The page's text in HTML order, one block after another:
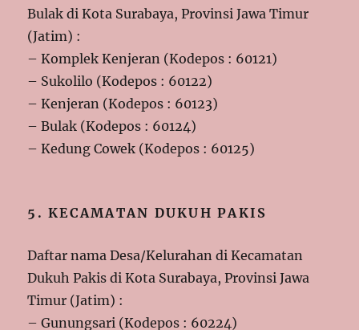
Bulak di Kota Surabaya, Provinsi Jawa Timur
(Jatim) :
– Komplek Kenjeran (Kodepos : 60121)
– Sukolilo (Kodepos : 60122)
– Kenjeran (Kodepos : 60123)
– Bulak (Kodepos : 60124)
– Kedung Cowek (Kodepos : 60125)
5. KECAMATAN DUKUH PAKIS
Daftar nama Desa/Kelurahan di Kecamatan
Dukuh Pakis di Kota Surabaya, Provinsi Jawa
Timur (Jatim) :
– Gunungsari (Kodepos : 60224)